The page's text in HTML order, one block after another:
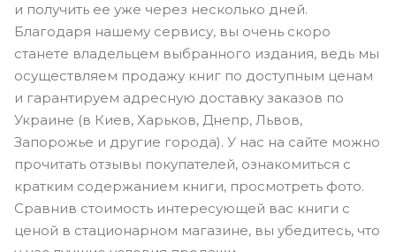
и получить ее уже через несколько дней.
Благодаря нашему сервису, вы очень скоро
станете владельцем выбранного издания, ведь мы
осуществляем продажу книг по доступным ценам
и гарантируем адресную доставку заказов по
Украине (в Киев, Харьков, Днепр, Львов,
Запорожье и другие города). У нас на сайте можно
прочитать отзывы покупателей, ознакомиться с
кратким содержанием книги, просмотреть фото.
Сравнив стоимость интересующей вас книги с
ценой в стационарном магазине, вы убедитесь, что